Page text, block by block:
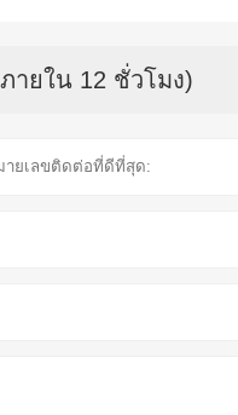
ายใน 12 ชั่วโมง)